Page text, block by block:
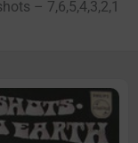
– 7,6,5,4,3,2,1